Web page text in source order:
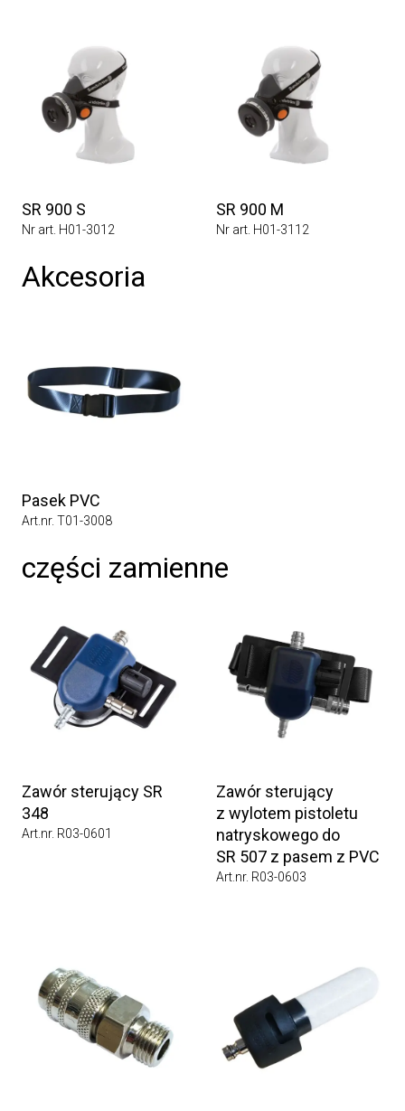
SR 900 S
Nr art. H01-3012
SR 900 M
Nr art. H01-3112
Akcesoria
Pasek PVC
Art.nr. T01-3008
części zamienne
Zawór sterujący SR
348
Art.nr. R03-0601
Zawór sterujący
z wylotem pistoletu
natryskowego do
SR 507 z pasem z PVC
Art.nr. R03-0603